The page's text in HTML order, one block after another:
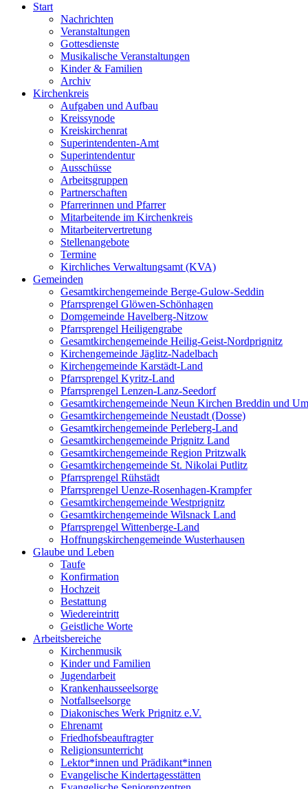
Start
Nachrichten
Veranstaltungen
Gottesdienste
Musikalische Veranstaltungen
Kinder & Familien
Archiv
Kirchenkreis
Aufgaben und Aufbau
Kreissynode
Kreiskirchenrat
Superintendenten-Amt
Superintendentur
Ausschüsse
Arbeitsgruppen
Partnerschaften
Pfarrerinnen und Pfarrer
Mitarbeitende im Kirchenkreis
Mitarbeitervertretung
Stellenangebote
Termine
Kirchliches Verwaltungsamt (KVA)
Gemeinden
Gesamtkirchengemeinde Berge-Gulow-Seddin
Pfarrsprengel Glöwen-Schönhagen
Domgemeinde Havelberg-Nitzow
Pfarrsprengel Heiligengrabe
Gesamtkirchengemeinde Heilig-Geist-Nordprignitz
Kirchengemeinde Jäglitz-Nadelbach
Kirchengemeinde Karstädt-Land
Pfarrsprengel Kyritz-Land
Pfarrsprengel Lenzen-Lanz-Seedorf
Gesamtkirchengemeinde Neun Kirchen Breddin und
Gesamtkirchengemeinde Neustadt (Dosse)
Gesamtkirchengemeinde Perleberg-Land
Gesamtkirchengemeinde Prignitz Land
Gesamtkirchengemeinde Region Pritzwalk
Gesamtkirchengemeinde St. Nikolai Putlitz
Pfarrsprengel Rühstädt
Pfarrsprengel Uenze-Rosenhagen-Krampfer
Gesamtkirchengemeinde Westprignitz
Gesamtkirchengemeinde Wilsnack Land
Pfarrsprengel Wittenberge-Land
Hoffnungskirchengemeinde Wusterhausen
Glaube und Leben
Taufe
Konfirmation
Hochzeit
Bestattung
Wiedereintritt
Geistliche Worte
Arbeitsbereiche
Kirchenmusik
Kinder und Familien
Jugendarbeit
Krankenhausseelsorge
Notfallseelsorge
Diakonisches Werk Prignitz e.V.
Ehrenamt
Friedhofsbeauftragter
Religionsunterricht
Lektor*innen und Prädikant*innen
Evangelische Kindertagesstätten